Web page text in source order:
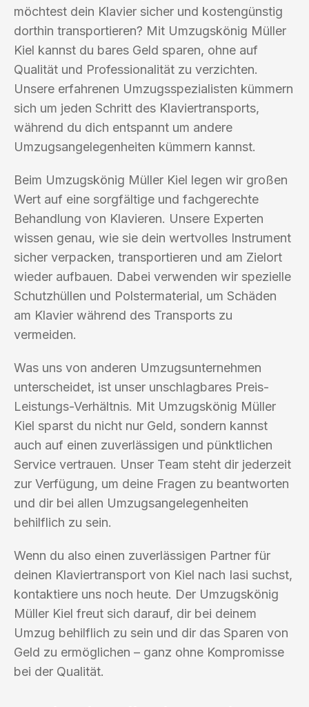
möchtest dein Klavier sicher und kostengünstig
dorthin transportieren? Mit Umzugskönig Müller
Kiel kannst du bares Geld sparen, ohne auf
Qualität und Professionalität zu verzichten.
Unsere erfahrenen Umzugsspezialisten kümmern
sich um jeden Schritt des Klaviertransports,
während du dich entspannt um andere
Umzugsangelegenheiten kümmern kannst.
Beim Umzugskönig Müller Kiel legen wir großen
Wert auf eine sorgfältige und fachgerechte
Behandlung von Klavieren. Unsere Experten
wissen genau, wie sie dein wertvolles Instrument
sicher verpacken, transportieren und am Zielort
wieder aufbauen. Dabei verwenden wir spezielle
Schutzhüllen und Polstermaterial, um Schäden
am Klavier während des Transports zu
vermeiden.
Was uns von anderen Umzugsunternehmen
unterscheidet, ist unser unschlagbares Preis-
Leistungs-Verhältnis. Mit Umzugskönig Müller
Kiel sparst du nicht nur Geld, sondern kannst
auch auf einen zuverlässigen und pünktlichen
Service vertrauen. Unser Team steht dir jederzeit
zur Verfügung, um deine Fragen zu beantworten
und dir bei allen Umzugsangelegenheiten
behilflich zu sein.
Wenn du also einen zuverlässigen Partner für
deinen Klaviertransport von Kiel nach Iasi suchst,
kontaktiere uns noch heute. Der Umzugskönig
Müller Kiel freut sich darauf, dir bei deinem
Umzug behilflich zu sein und dir das Sparen von
Geld zu ermöglichen – ganz ohne Kompromisse
bei der Qualität.